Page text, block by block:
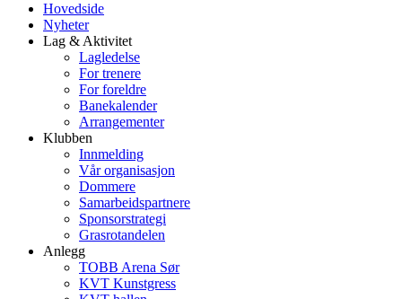
Hovedside
Nyheter
Lag & Aktivitet
Lagledelse
For trenere
For foreldre
Banekalender
Arrangementer
Klubben
Innmelding
Vår organisasjon
Dommere
Samarbeidspartnere
Sponsorstrategi
Grasrotandelen
Anlegg
TOBB Arena Sør
KVT Kunstgress